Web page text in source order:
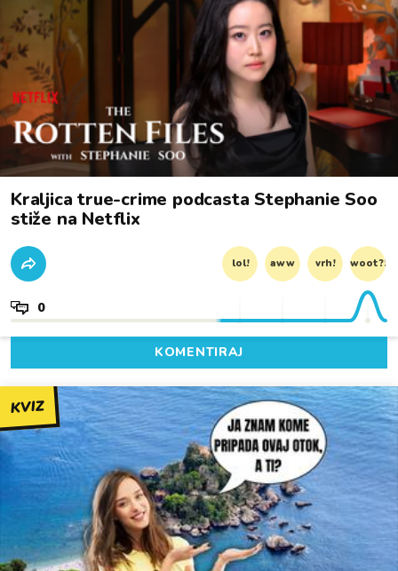
Kraljica true-crime podcasta Stephanie Soo
stiže na Netflix
lol! aww vrh! woot?!
0
KOMENTIRAJ
KVIZ